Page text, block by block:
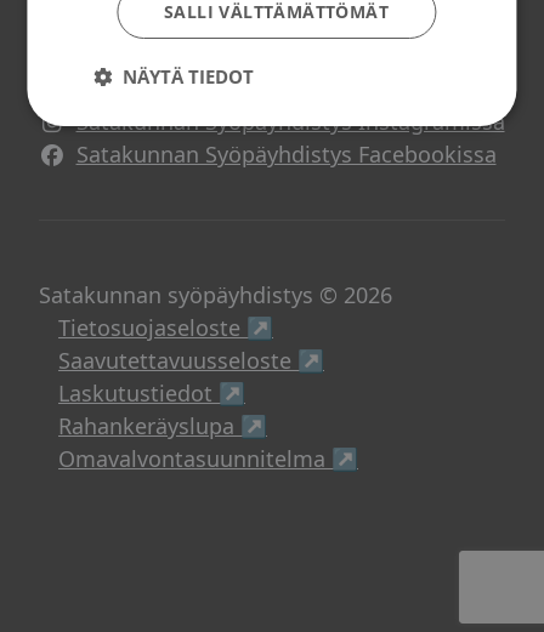
Satakunnan Syöpäyhdistys Instagramissa
Avautuu uuteen ikkunaan
Satakunnan Syöpäyhdistys Facebookissa
Avautuu uuteen ikkunaan
Satakunnan syöpäyhdistys © 2026
Tietosuojaseloste ↗
Saavutettavuusseloste ↗
Laskutustiedot ↗
Rahankeräyslupa ↗
Omavalvontasuunnitelma ↗
SALLI VÄLTTÄMÄTTÖMÄT
NÄYTÄ TIEDOT